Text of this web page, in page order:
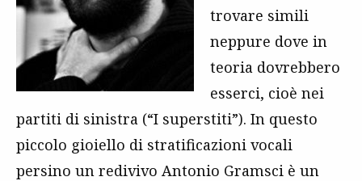
trovare simili
neppure dove in
teoria dovrebbero
esserci, cioè nei
partiti di sinistra (“I superstiti”). In questo
piccolo gioiello di stratificazioni vocali
persino un redivivo Antonio Gramsci è un